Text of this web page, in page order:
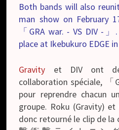
Both bands will also
man show on February
「GRA war. - VS DIV -
place at Ikebukuro EDGE
Gravity et DIV ont
collaboration spéciale, 「
pour reprendre chacun
groupe. Roku (Gravity) et
donc retourné le clip de la